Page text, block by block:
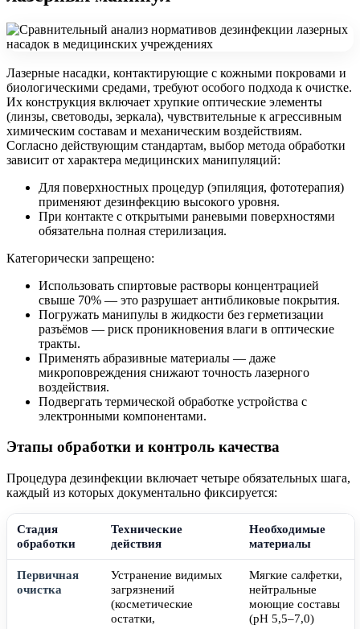
Лазерные насадки, контактирующие с кожными покровами и
биологическими средами, требуют особого подхода к очистке.
Их конструкция включает хрупкие оптические элементы
(линзы, световоды, зеркала), чувствительные к агрессивным
химическим составам и механическим воздействиям.
Согласно действующим стандартам, выбор метода обработки
зависит от характера медицинских манипуляций:
Для поверхностных процедур (эпиляция, фототерапия)
применяют дезинфекцию высокого уровня.
При контакте с открытыми раневыми поверхностями
обязательна полная стерилизация.
Категорически запрещено:
Использовать спиртовые растворы концентрацией
свыше 70% — это разрушает антибликовые покрытия.
Погружать манипулы в жидкости без герметизации
разъёмов — риск проникновения влаги в оптические
тракты.
Применять абразивные материалы — даже
микроповреждения снижают точность лазерного
воздействия.
Подвергать термической обработке устройства с
электронными компонентами.
Этапы обработки и контроль качества
Процедура дезинфекции включает четыре обязательных шага,
каждый из которых документально фиксируется:
Стадия
обработки
Технические
действия
Необходимые
материалы
Первичная
очистка
Устранение видимых
загрязнений
(косметические
остатки,
Мягкие салфетки,
нейтральные
моющие составы
(pH 5,5–7,0)